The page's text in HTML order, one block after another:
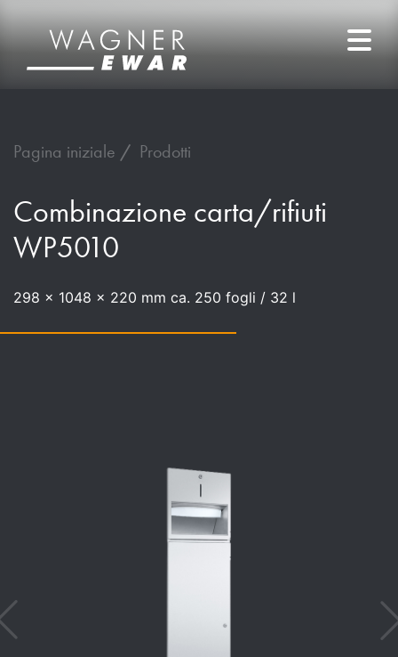
Pagina iniziale Prodotti
Combinazione carta/rifiuti
WP5010
298 x 1048 x 220 mm ca. 250 fogli / 32 l